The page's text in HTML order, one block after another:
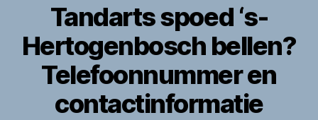
Tandarts spoed ‘s-
Hertogenbosch bellen?
Telefoonnummer en
contactinformatie